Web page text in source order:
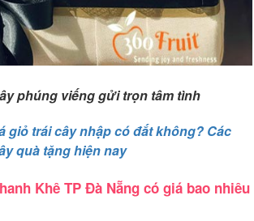
phúng viếng gửi trọn tâm tình
giỏ trái cây nhập có đắt không? Các
quà tặng hiện nay
Khê TP Đà Nẵng có giá bao nhiêu